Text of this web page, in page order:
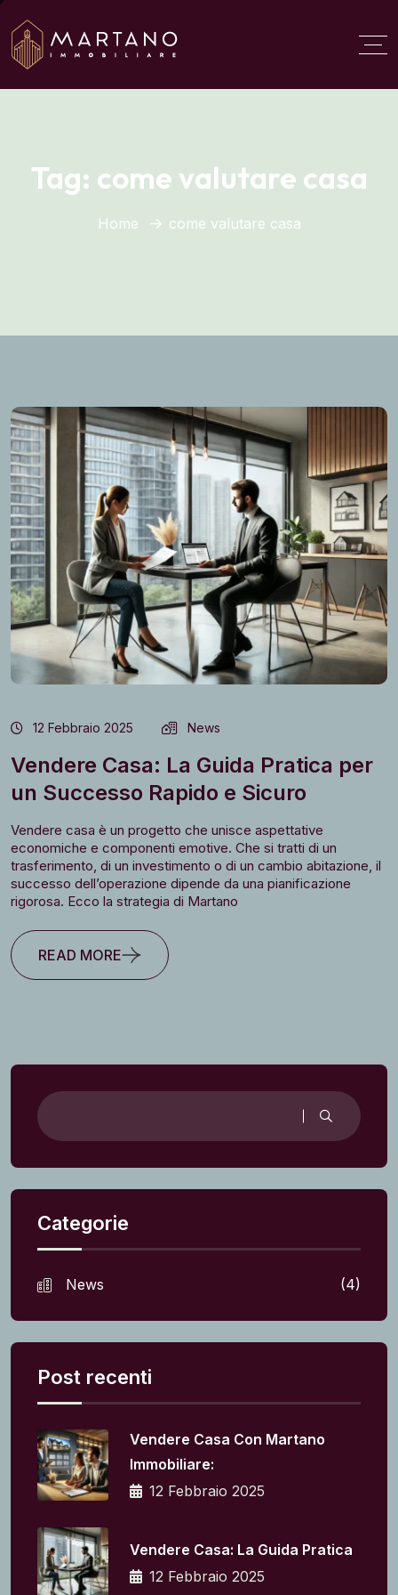
Aggiungi qui il testo del
titolo
Tag: come valutare casa
Home come valutare casa
12 Febbraio 2025 News
Vendere Casa: La Guida Pratica per
un Successo Rapido e Sicuro
Vendere casa è un progetto che unisce aspettative
economiche e componenti emotive. Che si tratti di un
trasferimento, di un investimento o di un cambio abitazione, il
successo dell’operazione dipende da una pianificazione
rigorosa. Ecco la strategia di Martano
READ MORE
Categorie
News (4)
Post recenti
Vendere Casa Con Martano
Immobiliare:
12 Febbraio 2025
Vendere Casa: La Guida Pratica
12 Febbraio 2025